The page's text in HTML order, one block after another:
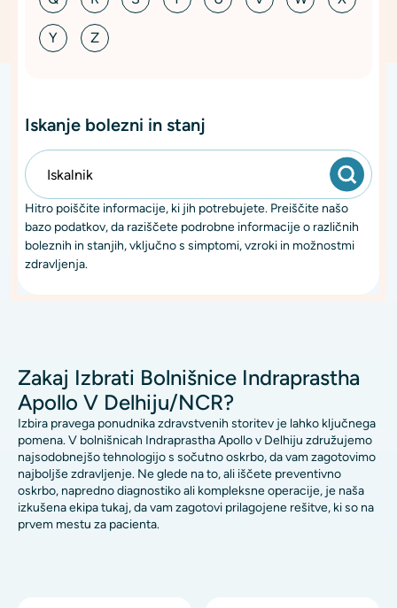
Y Z
Iskanje bolezni in stanj
Hitro poiščite informacije, ki jih potrebujete. Preiščite našo
bazo podatkov, da raziščete podrobne informacije o različnih
boleznih in stanjih, vključno s simptomi, vzroki in možnostmi
zdravljenja.
Zakaj Izbrati Bolnišnice Indraprastha
Apollo V Delhiju/NCR?
Izbira pravega ponudnika zdravstvenih storitev je lahko ključnega
pomena. V bolnišnicah Indraprastha Apollo v Delhiju združujemo
najsodobnejšo tehnologijo s sočutno oskrbo, da vam zagotovimo
najboljše zdravljenje. Ne glede na to, ali iščete preventivno
oskrbo, napredno diagnostiko ali kompleksne operacije, je naša
izkušena ekipa tukaj, da vam zagotovi prilagojene rešitve, ki so na
prvem mestu za pacienta.